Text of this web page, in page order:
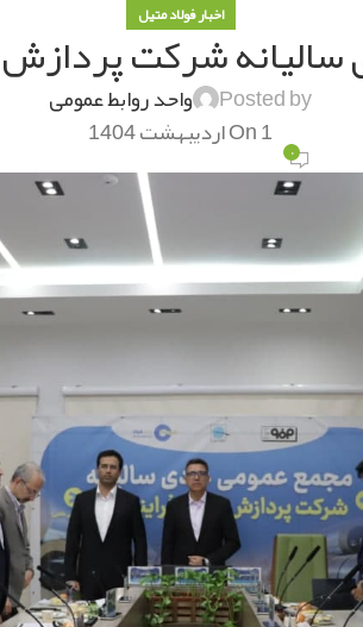
اخبار فولاد متیل
شرکت پردازش
Posted by واحد روابط عمومی
On 1 اردیبهشت 1404 ۰